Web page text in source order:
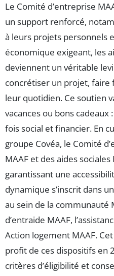
Le Comité d’entreprise
un support renforcé,
à leurs projets personnels
économique exigeant, les
deviennent un véritable
concrétiser un projet, faire
leur quotidien. Ce soutien
vacances ou bons cadeaux
fois social et financier. En
groupe Covéa, le Comité
MAAF et des aides
garantissant une
dynamique s’inscrit dans
au sein de la communauté
d’entraide MAAF,
Action logement MAAF.
profit de ces dispositifs en
critères d’éligibilité et